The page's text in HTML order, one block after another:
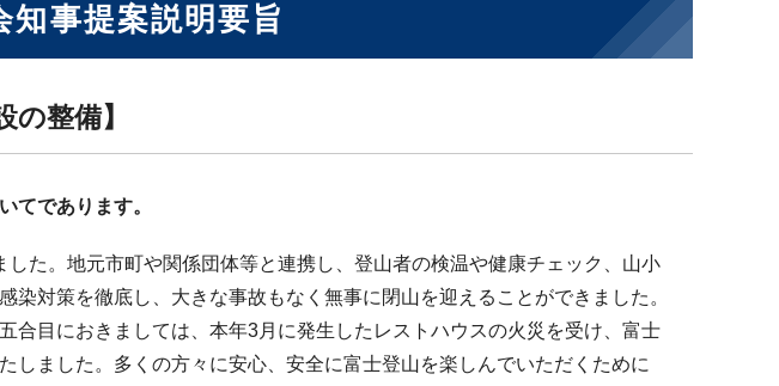
事提案説明要旨
の整備】
てであります。
た。地元市町や関係団体等と連携し、登山者の検温や健康チェック、山小
染対策を徹底し、大きな事故もなく無事に閉山を迎えることができました。
合目におきましては、本年3月に発生したレストハウスの火災を受け、富士
しました。多くの方々に安心、安全に富士登山を楽しんでいただくために